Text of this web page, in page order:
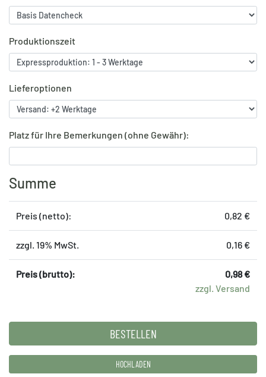
Produktionszeit
Lieferoptionen
Platz für Ihre Bemerkungen (ohne Gewähr):
Summe
Preis (netto): 0,82 €
zzgl. 19% MwSt. 0,16 €
Preis (brutto):
0,98 €
zzgl. Versand
HOCHLADEN